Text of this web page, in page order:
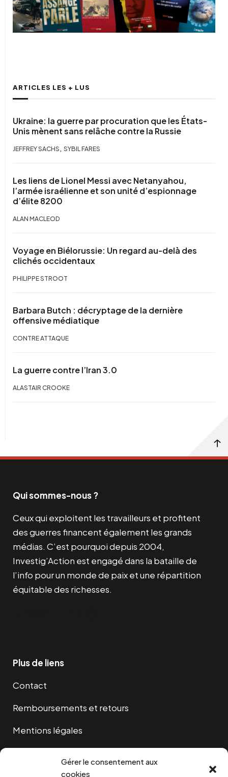
Gérer le consentement aux
cookies
ARTICLES LES + LUS
Ukraine: la guerre par procuration que les États-
Unis mènent sans relâche contre la Russie
JEFFREY SACHS , SYBIL FARES
Les liens de Lionel Messi avec Netanyahou,
l’armée israélienne et son unité d’espionnage
d’élite 8200
ALAN MACLEOD
Voyage en Biélorussie: Un regard au-delà des
clichés occidentaux
PHILIPPE STROOT
Barbara Butch : décryptage de la dernière
offensive médiatique
CONTRE ATTAQUE
La guerre contre l’Iran 3.0
ALASTAIR CROOKE
Qui sommes-nous ?
Ceux qui exploitent les travailleurs et profitent
des guerres financent également les grands
médias. C’est pourquoi depuis 2004,
Investig’Action est engagé dans la bataille de
l’info pour un monde de paix et une répartition
équitable des richesses.
Plus de liens
Contact
Remboursements et retours
Mentions légales